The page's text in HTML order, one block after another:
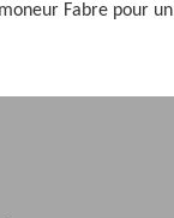
Fabre pour